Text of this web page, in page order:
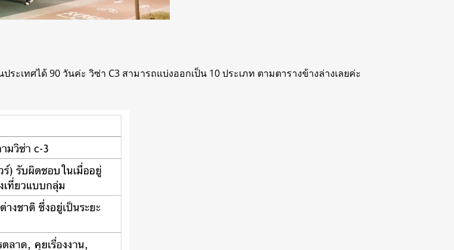
ะเทศได้ 90 วันค่ะ วิซ่า C3 สามารถแบ่งออกเป็น 10 ประเภท ตามตารางข้างล่างเลยค่ะ